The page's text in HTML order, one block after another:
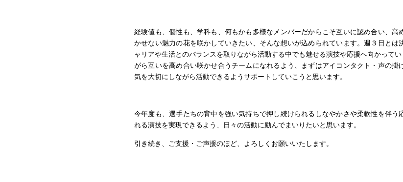
「百花繚乱〜 個性を咲かし、輝き合
経験値も、個性も、学科も、何もかも多様なメンバーだからこそ互いに認め合い、
かせない魅力の花を咲かしていきたい、そんな想いが込められています。週３日とは
気を大切にしながら活動できるようサポートしていこうと思います。